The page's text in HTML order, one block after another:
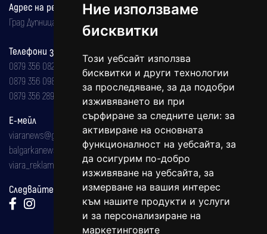
Ние използваме
бисквитки
Този уебсайт използва
бисквитки и други технологии
за проследяване, за да подобри
изживяването ви при
сърфиране за следните цели: за
активиране на основната
функционалност на уебсайта, за
да осигурим по-добро
изживяване на уебсайта, за
измерване на вашия интерес
към нашите продукти и услуги
и за персонализиране на
маркетинговите
Адрес на редакцията
Град Дупница, ул.''Христо Ботев" 43
Телефони за реклама и абонаменти
0879 356 082
0879 356 098
0879 356 289
Е-мейл
viaranews@gmail.com
balgarkanews@gmail.com
viara_reklama@mail.bg
Следвайте ни: